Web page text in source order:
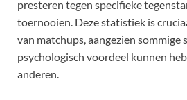
presteren tegen specifieke
toernooien. Deze statistiek is
van matchups, aangezien sommige
psychologisch voordeel kunnen
anderen.